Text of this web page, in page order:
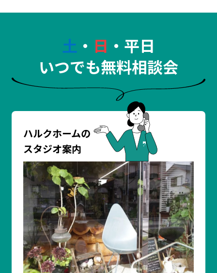
土 ・ 日 ・平日
いつでも無料相談会
ハルクホームの
スタジオ案内